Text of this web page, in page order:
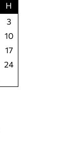
Н
3
10
17
24